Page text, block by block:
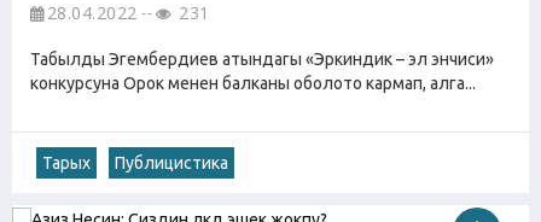
28.04.2022 231
Табылды Эгембердиев атындагы «Эркиндик – эл энчиси»
конкурсуна Орок менен балканы оболото кармап, алга...
Тарых Публицистика